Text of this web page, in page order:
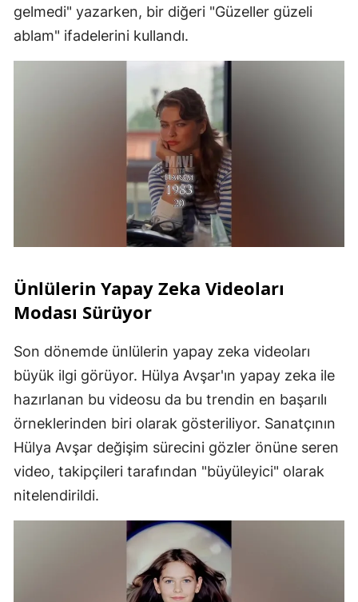
gelmedi" yazarken, bir diğeri "Güzeller güzeli
ablam" ifadelerini kullandı.
Ünlülerin Yapay Zeka Videoları
Modası Sürüyor
Son dönemde ünlülerin yapay zeka videoları
büyük ilgi görüyor. Hülya Avşar'ın yapay zeka ile
hazırlanan bu videosu da bu trendin en başarılı
örneklerinden biri olarak gösteriliyor. Sanatçının
Hülya Avşar değişim sürecini gözler önüne seren
video, takipçileri tarafından "büyüleyici" olarak
nitelendirildi.